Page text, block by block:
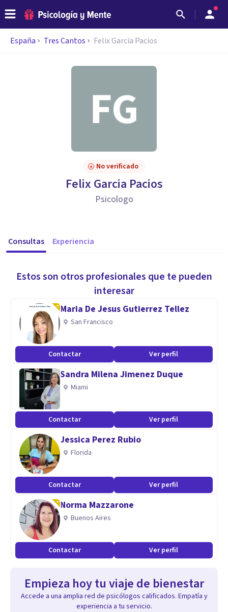
España Tres Cantos Felix Garcia Pacios
No verificado
Felix Garcia Pacios
Psicologo
Consultas Experiencia
Estos son otros profesionales que te pueden
interesar
Maria De Jesus Gutierrez Tellez
San Francisco
Contactar Ver perfil
Sandra Milena Jimenez Duque
Miami
Contactar Ver perfil
Jessica Perez Rubio
Florida
Contactar Ver perfil
Norma Mazzarone
Buenos Aires
Contactar Ver perfil
Empieza hoy tu viaje de bienestar
Accede a una amplia red de psicólogos calificados. Empatía y
experiencia a tu servicio.